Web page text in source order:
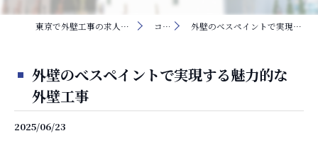
東京で外壁工事の求人なら株式会社きむら コラム 外壁のべスペイントで実現する魅力的な外壁工事
外壁のべスペイントで実現する魅力的な
外壁工事
2025/06/23